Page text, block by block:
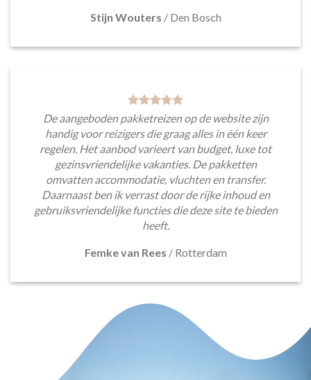
Stijn Wouters / Den Bosch
De aangeboden pakketreizen op de website zijn
handig voor reizigers die graag alles in één keer
regelen. Het aanbod varieert van budget, luxe tot
gezinsvriendelijke vakanties. De pakketten
omvatten accommodatie, vluchten en transfer.
Daarnaast ben ik verrast door de rijke inhoud en
gebruiksvriendelijke functies die deze site te bieden
heeft.
Femke van Rees / Rotterdam